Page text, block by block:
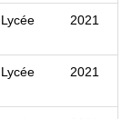
Lycée 2021
Lycée 2021